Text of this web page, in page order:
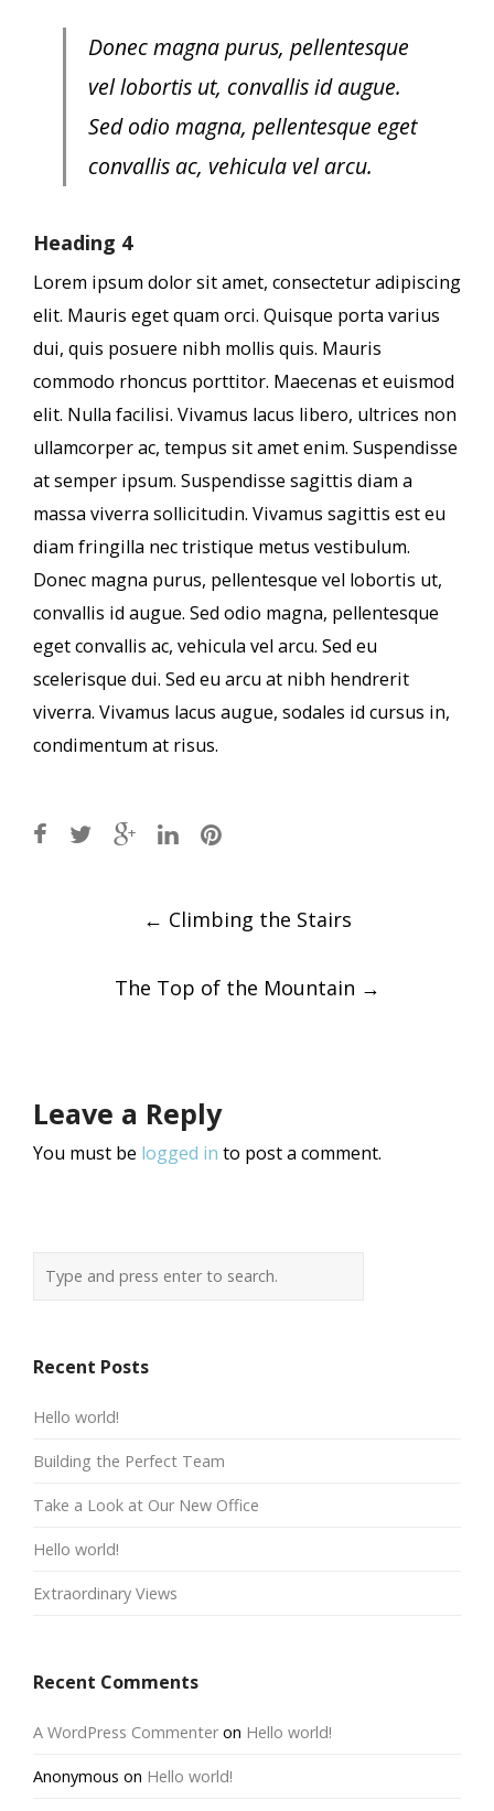
Donec magna purus, pellentesque
vel lobortis ut, convallis id augue.
Sed odio magna, pellentesque eget
convallis ac, vehicula vel arcu.
Heading 4
Lorem ipsum dolor sit amet, consectetur adipiscing
elit. Mauris eget quam orci. Quisque porta varius
dui, quis posuere nibh mollis quis. Mauris
commodo rhoncus porttitor. Maecenas et euismod
elit. Nulla facilisi. Vivamus lacus libero, ultrices non
ullamcorper ac, tempus sit amet enim. Suspendisse
at semper ipsum. Suspendisse sagittis diam a
massa viverra sollicitudin. Vivamus sagittis est eu
diam fringilla nec tristique metus vestibulum.
Donec magna purus, pellentesque vel lobortis ut,
convallis id augue. Sed odio magna, pellentesque
eget convallis ac, vehicula vel arcu. Sed eu
scelerisque dui. Sed eu arcu at nibh hendrerit
viverra. Vivamus lacus augue, sodales id cursus in,
condimentum at risus.
← Climbing the Stairs
The Top of the Mountain →
Leave a Reply
You must be logged in to post a comment.
Recent Posts
Hello world!
Building the Perfect Team
Take a Look at Our New Office
Hello world!
Extraordinary Views
Recent Comments
A WordPress Commenteron Hello world!
Anonymous on Hello world!